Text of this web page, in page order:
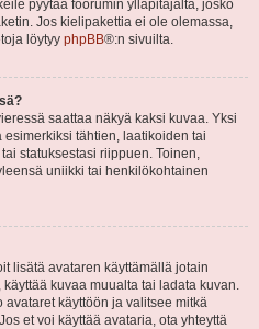
pyytää foorumin ylläpitäjältä, josko
Jos kielipakettia ei ole olemassa,
löytyy phpBB®:n sivuilta.
saattaa näkyä kaksi kuvaa. Yksi
tähtien, laatikoiden tai
statuksestasi riippuen. Toinen,
uniikki tai henkilökohtainen
lisätä avataren käyttämällä jotain
kuvaa muualta tai ladata kuvan.
käyttöön ja valitsee mitkä
et voi käyttää avataria, ota yhteyttä